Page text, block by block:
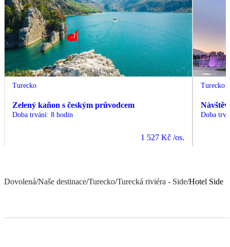
Turecko
Zelený kaňon s českým průvodcem
Doba trvání: 8 hodin
1 527 Kč /os.
Turecko
Doba
Dovolená/Naše destinace/Turecko/Turecká riviéra - Side/Hotel Side